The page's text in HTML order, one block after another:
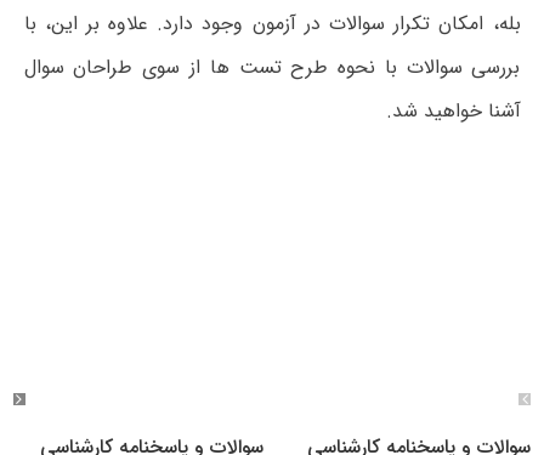
بله، امکان تکرار سوالات در آزمون وجود دارد. علاوه بر این، با
بررسی سوالات با نحوه طرح تست ها از سوی طراحان سوال
آشنا خواهید شد.
سوالات و پاسخنامه کارشناسی
سوالات و پاسخنامه کارشناسی